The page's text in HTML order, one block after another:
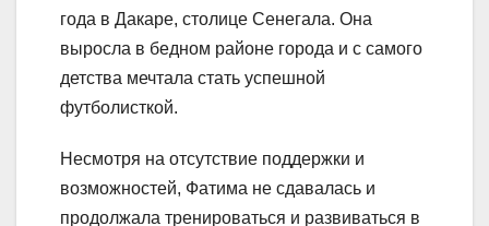
года в Дакаре, столице Сенегала. Она
выросла в бедном районе города и с самого
детства мечтала стать успешной
футболисткой.
Несмотря на отсутствие поддержки и
возможностей, Фатима не сдавалась и
продолжала тренироваться и развиваться в